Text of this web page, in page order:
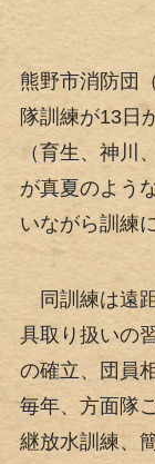
熊野市消防団
隊訓練が13日
（育生、神川
が真夏のよう
いながら訓練
同訓練は遠
具取り扱いの
の確立、団員
毎年、方面隊
継放水訓練、